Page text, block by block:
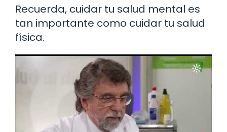
Recuerda, cuidar tu salud mental es
tan importante como cuidar tu salud
física.